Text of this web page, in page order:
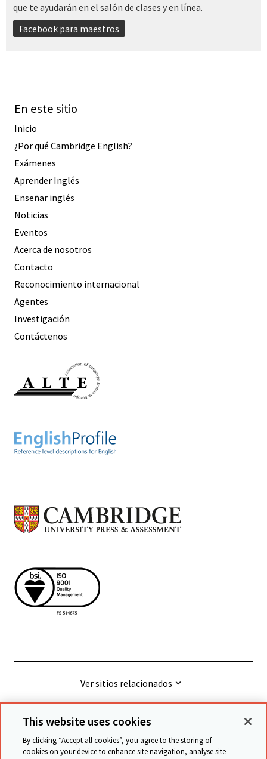
que te ayudarán en el salón de clases y en línea.
Facebook para maestros
En este sitio
Inicio
¿Por qué Cambridge English?
Exámenes
Aprender Inglés
Enseñar inglés
Noticias
Eventos
Acerca de nosotros
Contacto
Reconocimiento internacional
Agentes
Investigación
Contáctenos
Ver sitios relacionados
© Cambridge University Press & Assessment
This website uses cookies
By clicking “Accept all cookies”, you agree to the storing of
cookies on your device to enhance site navigation, analyse site